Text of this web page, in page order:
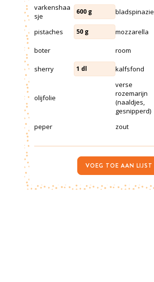
varkenshaa
sje
600 g bladspinazie
pistaches 50 g mozzarella
boter room
sherry 1 dl kalfsfond
olijfolie
verse
rozemarijn
(naaldjes,
gesnipperd)
peper zout
VOEG TOE AAN LIJST